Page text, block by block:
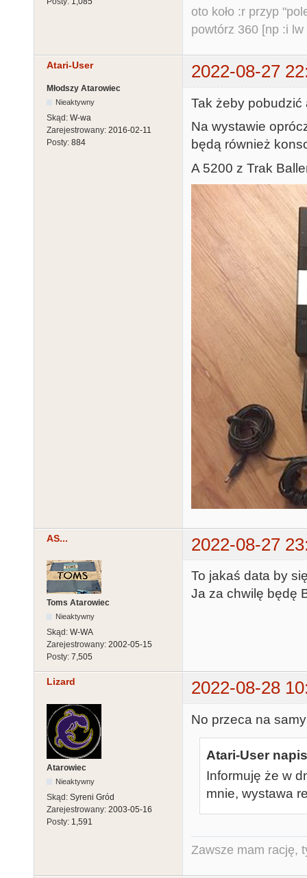
oto koło :r przyp
powtórz 360 [np :i lw
Atari-User 2022-08-27
Młodszy Atarowiec
Nieaktywny
Skąd: W-wa
Zarejestrowany: 2016-02-11
Posty: 884
Tak żeby pobudzić
Na wystawie
będą również
A 5200 z Trak
AS... 2022-08-27
Toms Atarowiec
Nieaktywny
Skąd: W-WA
Zarejestrowany: 2002-05-15
Posty: 7,505
To jakaś data by
Ja za chwilę będę
Lizard 2022-08-28
Atarowiec
Nieaktywny
Skąd: Syreni Gród
Zarejestrowany: 2003-05-16
Posty: 1,591
No przeca na
Atari-User
Informuję że w
mnie, wystawa
Zawsze mam rację,